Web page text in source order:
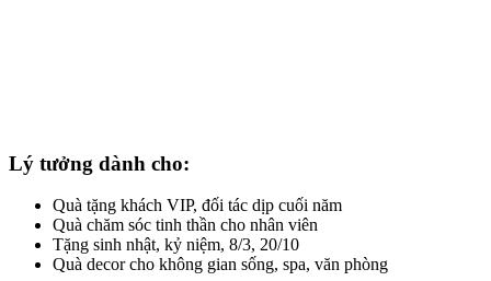
Lý tưởng dành cho:
Quà tặng khách VIP, đối tác dịp cuối năm
Quà chăm sóc tinh thần cho nhân viên
Tặng sinh nhật, kỷ niệm, 8/3, 20/10
Quà decor cho không gian sống, spa, văn phòng